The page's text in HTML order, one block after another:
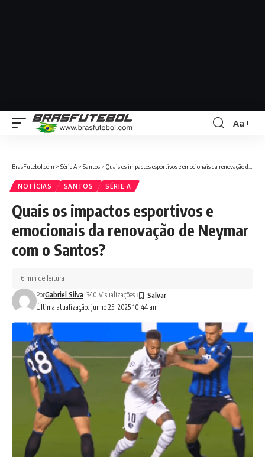
Aa
BrasFutebol.com > Série A > Santos > Quais os impactos esportivos e emocionais da renovação de Neymar com o Santos?
NOTÍCIAS SANTOS SÉRIE A
Quais os impactos esportivos e
emocionais da renovação de Neymar
com o Santos?
Última atualização: junho 25, 2025 10:44 am
PorGabriel Silva 340 Visualizações
6 min de leitura